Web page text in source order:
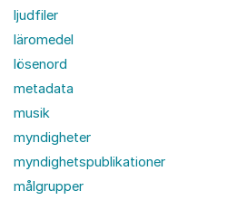
ljudfiler
läromedel
lösenord
metadata
musik
myndigheter
myndighetspublikationer
målgrupper